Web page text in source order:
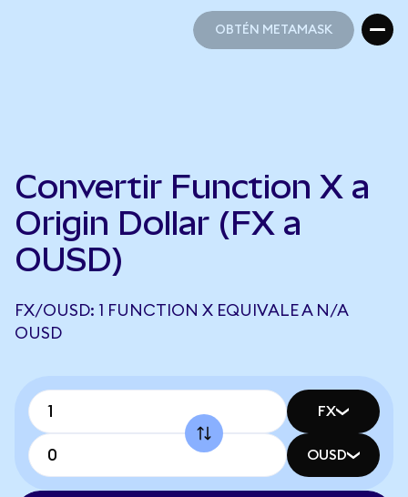
OBTÉN METAMASK
Convertir Function X a
Origin Dollar (FX a
OUSD)
FX/OUSD: 1 FUNCTION X EQUIVALE A N/A
OUSD
FX
OUSD